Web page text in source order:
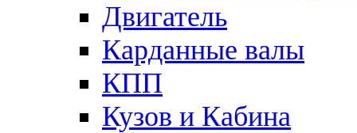
Двигатель
Карданные валы
КПП
Кузов и Кабина